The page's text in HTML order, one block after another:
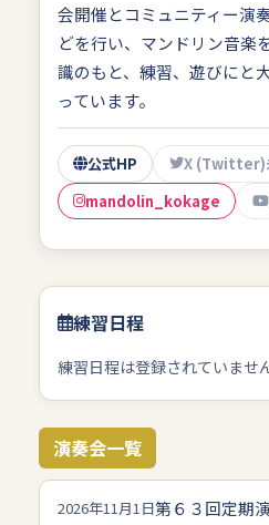
会開催とコミュニティー演
どを行い、マンドリン音楽
識のもと、練習、遊びにと
っています。
公式HP
X (Twitter)
mandolin_kokage
練習日程
練習日程は登録されていません
演奏会一覧
2026年11月1日第６３回定期